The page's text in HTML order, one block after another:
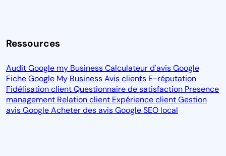
Ressources
Audit Google my BusinessCalculateur d'avis Google
Fiche Google My BusinessAvis clients E-réputation
Fidélisation clientQuestionnaire de satisfaction Presence
management Relation client Expérience clientGestion
avis GoogleAcheter des avis GoogleSEO local